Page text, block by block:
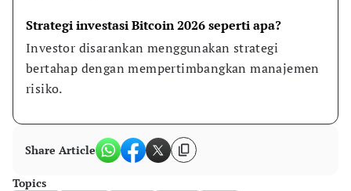
Strategi investasi Bitcoin 2026 seperti apa?
Investor disarankan menggunakan strategi
bertahap dengan mempertimbangkan manajemen
risiko.
Share Article
Topics